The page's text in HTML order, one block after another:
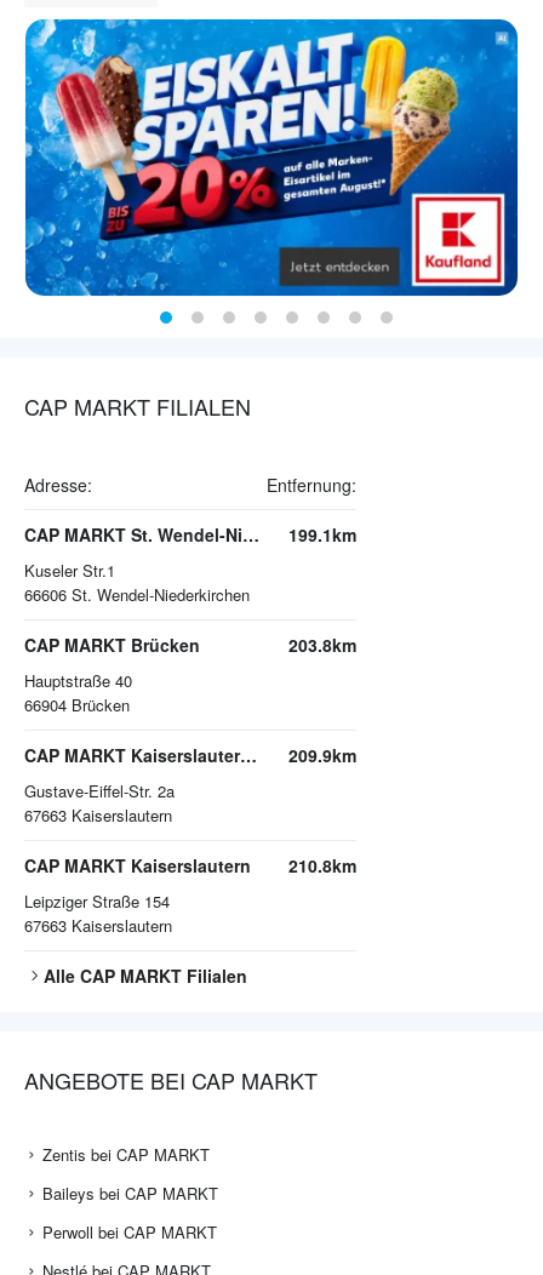
CAP MARKT FILIALEN
Adresse: Entfernung:
CAP MARKT St. Wendel-Niederkirchen
Kuseler Str.1
66606 St. Wendel-Niederkirchen
199.1km
CAP MARKT Brücken
Hauptstraße 40
66904 Brücken
203.8km
CAP MARKT Kaiserslautern-Bahnheim
Gustave-Eiffel-Str. 2a
67663 Kaiserslautern
209.9km
CAP MARKT Kaiserslautern
Leipziger Straße 154
67663 Kaiserslautern
210.8km
Alle CAP MARKT Filialen
ANGEBOTE BEI CAP MARKT
Zentis bei CAP MARKT
Baileys bei CAP MARKT
Perwoll bei CAP MARKT